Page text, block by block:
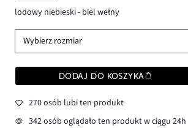
lodowy niebieski - biel wełny
Wybierz rozmiar
DODAJ DO KOSZYKA
270 osób lubi ten produkt
342 osób oglądało ten produkt w ciągu 24h